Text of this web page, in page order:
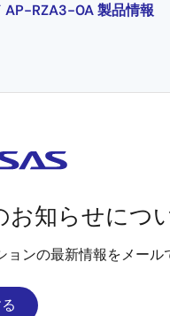
AP-RZA3-0A 製品情報
お知らせにつ
ョンの最新情報をメール